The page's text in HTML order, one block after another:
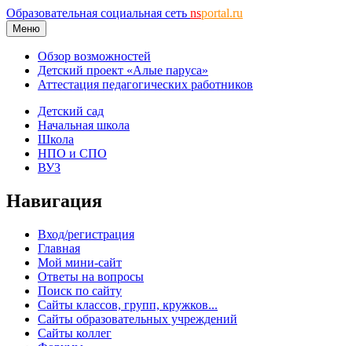
Образовательная социальная сеть nsportal.ru
Меню
Обзор возможностей
Детский проект «Алые паруса»
Аттестация педагогических работников
Детский сад
Начальная школа
Школа
НПО и СПО
ВУЗ
Навигация
Вход/регистрация
Главная
Мой мини-сайт
Ответы на вопросы
Поиск по сайту
Сайты классов, групп, кружков...
Сайты образовательных учреждений
Сайты коллег